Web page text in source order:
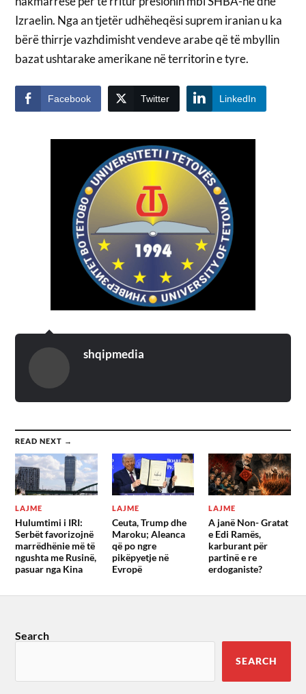
Izraelin. Nga an tjetër udhëheqësi suprem iranian u ka
bërë thirrje vazhdimisht vendeve arabe që të mbyllin
bazat ushtarake amerikane në territorin e tyre.
Facebook Twitter LinkedIn
shqipmedia
READ NEXT →
LAJME
Hulumtimi i IRI:
Serbët favorizojnë
marrëdhënie më të
ngushta me Rusinë,
pasuar nga Kina
LAJME
Ceuta, Trump dhe
Maroku; Aleanca
që po ngre
pikëpyetje në
Evropë
LAJME
A janë Non- Gratat
e Edi Ramës,
karburant për
partinë e re
erdoganiste?
Search
SEARCH